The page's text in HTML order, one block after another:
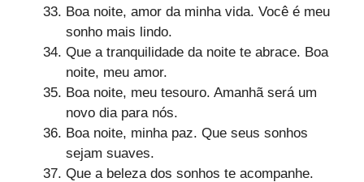
Boa noite, amor da minha vida. Você é meu
sonho mais lindo.
Que a tranquilidade da noite te abrace. Boa
noite, meu amor.
Boa noite, meu tesouro. Amanhã será um
novo dia para nós.
Boa noite, minha paz. Que seus sonhos
sejam suaves.
Que a beleza dos sonhos te acompanhe.